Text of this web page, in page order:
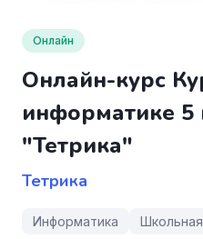
Онлайн
Онлайн-курс
информатике 5
"Тетрика"
Тетрика
Информатика